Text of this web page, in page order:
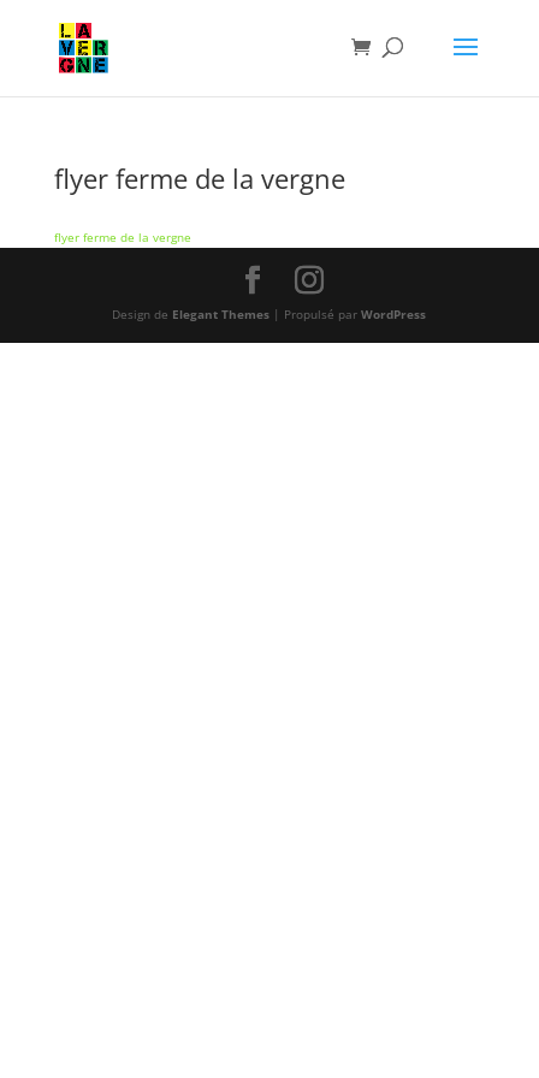
flyer ferme de la vergne
flyer ferme de la vergne
Design de Elegant Themes | Propulsé parWordPress